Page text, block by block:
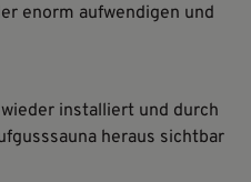
enorm aufwendigen und
installiert und durch
heraus sichtbar